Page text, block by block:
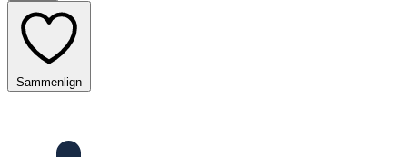
Sammenlign